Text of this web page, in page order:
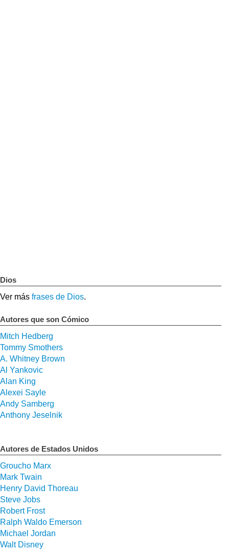
Dios
Ver más frases de Dios.
Autores que son Cómico
Mitch Hedberg
Tommy Smothers
A. Whitney Brown
Al Yankovic
Alan King
Alexei Sayle
Andy Samberg
Anthony Jeselnik
Autores de Estados Unidos
Groucho Marx
Mark Twain
Henry David Thoreau
Steve Jobs
Robert Frost
Ralph Waldo Emerson
Michael Jordan
Walt Disney